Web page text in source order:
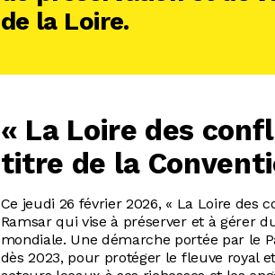
de la Loire.
« La Loire des
titre de la
Ce jeudi 26 février 2026, « La Loire des
Ramsar qui vise à préserver et à gérer
mondiale. Une démarche portée par le
dès 2023, pour protéger le fleuve royal